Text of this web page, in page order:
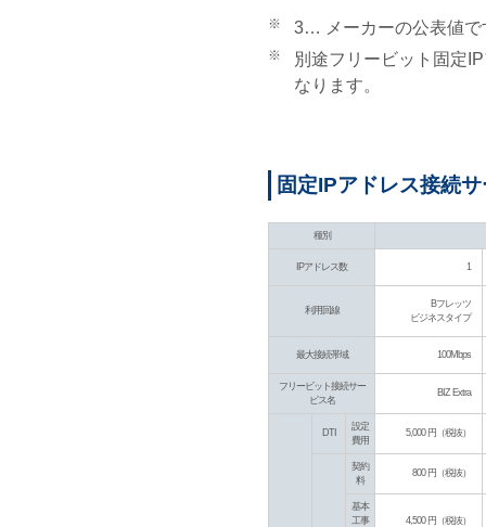
※ 3… メーカーの公表値で
※
別途フリービット固定
なります。
固定IPアドレス接続
種別
IPアドレス数 1
利用回線
Bフレッツ
ビジネスタイプ
最大接続帯域 100Mbps
フリービット接続サー
ビス名
BIZ Extra
DTI
設定
費用
5,000 円（税抜）
契約
料
800 円（税抜）
基本
工事
4,500 円（税抜）